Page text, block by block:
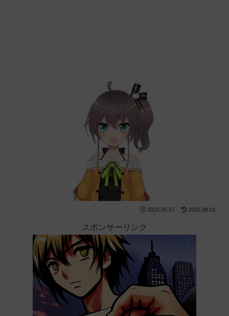
2025.05.07 2025.08.01
スポンサーリンク